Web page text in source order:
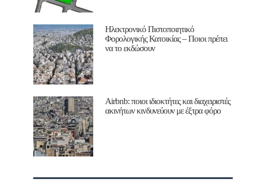
Ηλεκτρονικό Πιστοποιητικό
Φορολογικής Κατοικίας – Ποιοι πρέπει
να το εκδώσουν
Airbnb: ποιοι ιδιοκτήτες και διαχειριστές
ακινήτων κινδυνεύουν με έξτρα φόρο